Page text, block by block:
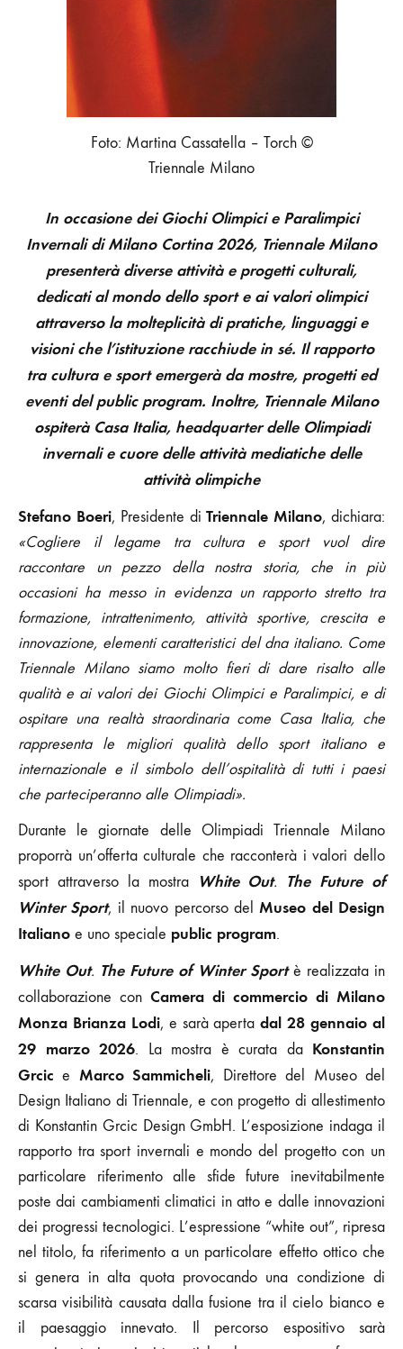
Foto: Martina Cassatella – Torch ©
Triennale Milano
In occasione dei Giochi Olimpici e Paralimpici
Invernali di Milano Cortina 2026, Triennale Milano
presenterà diverse attività e progetti culturali,
dedicati al mondo dello sport e ai valori olimpici
attraverso la molteplicità di pratiche, linguaggi e
visioni che l’istituzione racchiude in sé. Il rapporto
tra cultura e sport emergerà da mostre, progetti ed
eventi del public program. Inoltre, Triennale Milano
ospiterà Casa Italia, headquarter delle Olimpiadi
invernali e cuore delle attività mediatiche delle
attività olimpiche
Stefano Boeri, Presidente diTriennale Milano, dichiara:
«Cogliere il legame tra cultura e sport vuol dire
raccontare un pezzo della nostra storia, che in più
occasioni ha messo in evidenza un rapporto stretto tra
formazione, intrattenimento, attività sportive, crescita e
innovazione, elementi caratteristici del dna italiano. Come
Triennale Milano siamo molto fieri di dare risalto alle
qualità e ai valori dei Giochi Olimpici e Paralimpici, e di
ospitare una realtà straordinaria come Casa Italia, che
rappresenta le migliori qualità dello sport italiano e
internazionale e il simbolo dell’ospitalità di tutti i paesi
che parteciperanno alle Olimpiadi».
Durante le giornate delle Olimpiadi Triennale Milano
proporrà un’offerta culturale che racconterà i valori dello
sport attraverso la mostra
White Out. The Future of
Winter Sport, il nuovo percorso delMuseo del Design
Italiano e uno speciale public program.
White Out. The Future of Winter Sportè realizzata in
collaborazione con Camera di commercio di Milano
Monza Brianza Lodi, e sarà apertadal28 gennaio al
29 marzo 2026. La mostra è curata da Konstantin
Grcic e Marco Sammicheli, Direttore del Museo del
Design Italiano di Triennale, e con progetto di allestimento
di Konstantin Grcic Design GmbH. L’esposizione indaga il
rapporto tra sport invernali e mondo del progetto con un
particolare riferimento alle sfide future inevitabilmente
poste dai cambiamenti climatici in atto e dalle innovazioni
dei progressi tecnologici. L’espressione “white out”, ripresa
nel titolo, fa riferimento a un particolare effetto ottico che
si genera in alta quota provocando una condizione di
scarsa visibilità causata dalla fusione tra il cielo bianco e
il paesaggio innevato. Il percorso espositivo sarà